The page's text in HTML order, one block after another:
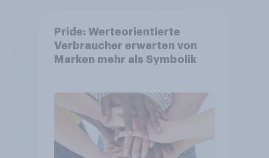
Pride: Werteorientierte
Verbraucher erwarten von
Marken mehr als Symbolik